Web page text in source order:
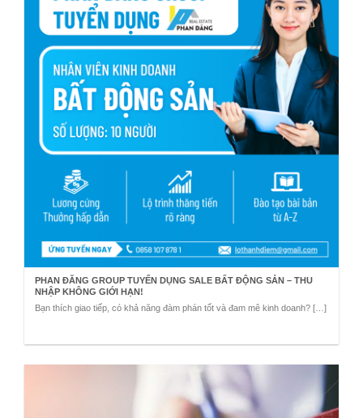
PHAN ĐĂNG GROUP TUYỂN DỤNG SALE BẤT ĐỘNG SẢN – THU
NHẬP KHÔNG GIỚI HẠN!
Bạn thích giao tiếp, có khả năng đàm phán tốt và đam mê kinh doanh? […]